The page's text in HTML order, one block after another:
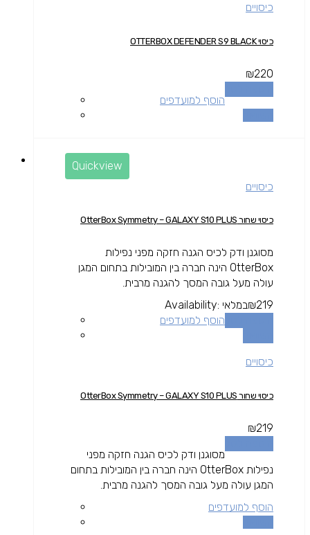
כיסויים
כיסוי OTTERBOX DEFENDER S9 BLACK
₪220
הוסף למועדפים
Quickview
כיסויים
כיסוי שחור OtterBox Symmetry – GALAXY S10 PLUS
מסוגנן ודק לכיס הגנה חזקה מפני נפילות
OtterBox הינה חברה בין המובילות בתחום המגן
עולה מעל גובה המסך להגנה מרבית.
₪219
Availability: במלאי
הוסף למועדפים
כיסויים
כיסוי שחור OtterBox Symmetry – GALAXY S10 PLUS
₪219
מסוגנן ודק לכיס הגנה חזקה מפני
נפילות OtterBox הינה חברה בין המובילות בתחום
המגן עולה מעל גובה המסך להגנה מרבית.
הוסף למועדפים